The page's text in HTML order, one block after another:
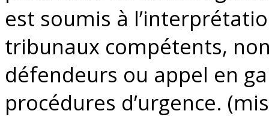
est soumis à
tribunaux compétents,
défendeurs ou appel en
procédures d’urgence.